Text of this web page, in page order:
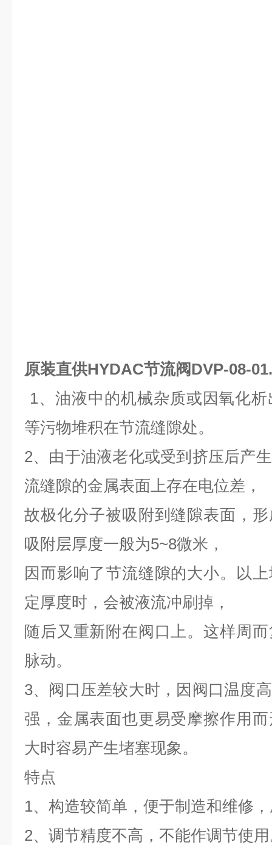
原装直供HYDAC节流阀DVP-08-
1、油液中的机械杂质或因氧化
等污物堆积在节流缝隙处。
2、由于油液老化或受到挤压后产
流缝隙的金属表面上存在电位差，
故极化分子被吸附到缝隙表面，
吸附层厚度一般为5~8微米，
因而影响了节流缝隙的大小。以
定厚度时，会被液流冲刷掉，
随后又重新附在阀口上。这样周
脉动。
3、阀口压差较大时，因阀口温度
强，金属表面也更易受摩擦作用
大时容易产生堵塞现象。
特点
1、构造较简单，便于制造和维修
2、调节精度不高，不能作调节使